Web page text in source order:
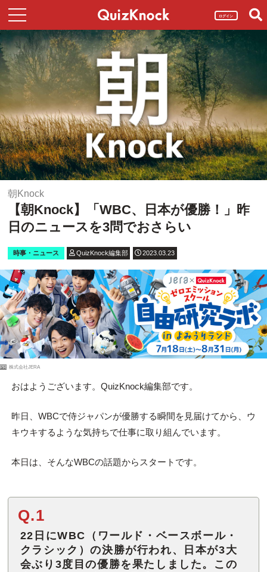
ログイン
朝Knock
【朝Knock】「WBC、日本が優勝！」昨
日のニュースを3問でおさらい
時事・ニュース QuizKnock編集部 2023.03.23
PR 株式会社JERA
おはようございます。QuizKnock編集部です。
昨日、WBCで侍ジャパンが優勝する瞬間を見届けてから、ウ
キウキするような気持ちで仕事に取り組んでいます。
本日は、そんなWBCの話題からスタートです。
Q.1
22日にWBC（ワールド・ベースボール・
クラシック）の決勝が行われ、日本が3大
会ぶり3度目の優勝を果たしました。この